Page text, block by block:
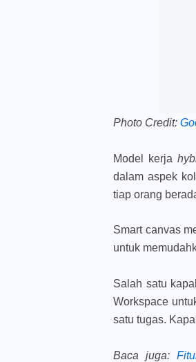
Photo Credit:
Model kerja
dalam aspek
tiap orang
Smart canvas
untuk
Salah satu
Workspace
satu tugas.
Baca juga: